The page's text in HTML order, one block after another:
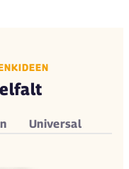
Universal